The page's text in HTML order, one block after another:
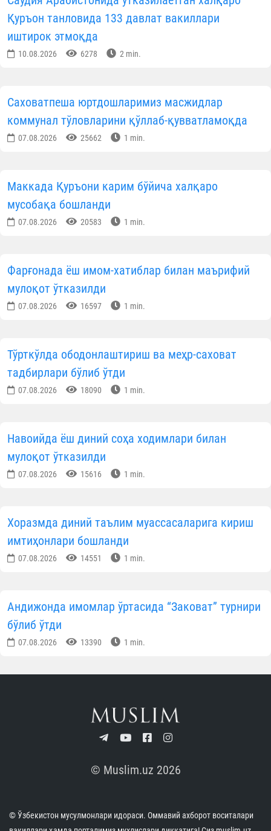
Қуръон танловида 133 давлат вакиллари
иштирок этмоқда
10.08.2026 6278 2 min.
Саховатпеша юртдошларимиз масжидлар
коммунал тўловларини қўллаб-қувватламоқда
07.08.2026 25662 1 min.
Маккада Қуръони карим бўйича халқаро
мусобақа бошланди
07.08.2026 20583 1 min.
Фарғонада ёш имом-хатиблар билан маърифий
мулоқот ўтказилди
07.08.2026 16597 1 min.
Тўрткўлда ободонлаштириш ва меҳр-саховат
тадбирлари бўлиб ўтди
07.08.2026 18090 1 min.
Навоийда ёш диний соҳа ходимлари билан
мулоқот ўтказилди
07.08.2026 15616 1 min.
Хоразмда диний таълим муассасаларига кириш
имтиҳонлари бошланди
07.08.2026 14551 1 min.
Андижонда имомлар ўртасида “Заковат” турнири
бўлиб ўтди
07.08.2026 13390 1 min.
© Muslim.uz 2026
© Ўзбекистон мусулмонлари идораси. Оммавий ахборот воситалари